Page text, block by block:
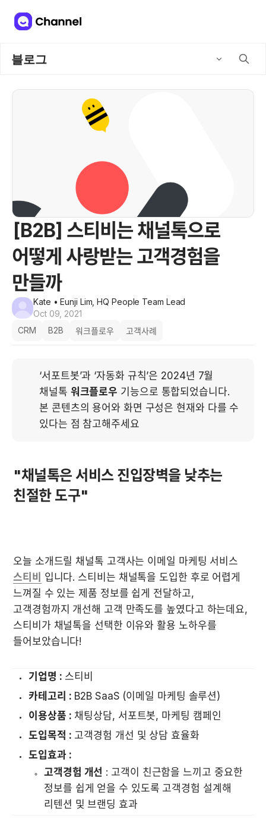
블로그
[B2B] 스티비는 채널톡으로
어떻게 사랑받는 고객경험을
만들까
Kate • Eunji Lim, HQ People Team Lead
Oct 09, 2021
CRM
B2B 워크플로우 고객사례
‘서포트봇’과 ‘자동화 규칙’은 2024년 7월
채널톡 워크플로우 기능으로 통합되었습니다.
본 콘텐츠의 용어와 화면 구성은 현재와 다를 수
있다는 점 참고해주세요
"채널톡은 서비스 진입장벽을 낮추는
친절한 도구"
스티비 입니다. 스티비는 채널톡을 도입한 후로 어렵게
느껴질 수 있는 제품 정보를 쉽게 전달하고,
고객경험까지 개선해 고객 만족도를 높였다고 하는데요,
스티비가 채널톡을 선택한 이유와 활용 노하우를
들어보았습니다!
기업명 : 스티비
카테고리 : B2B SaaS (이메일 마케팅 솔루션)
이용상품 : 채팅상담, 서포트봇, 마케팅 캠페인
도입목적 : 고객경험 개선 및 상담 효율화
도입효과 :
고객경험 개선 : 고객이 친근함을 느끼고 중요한
정보를 쉽게 얻을 수 있도록 고객경험 설계해
리텐션 및 브랜딩 효과